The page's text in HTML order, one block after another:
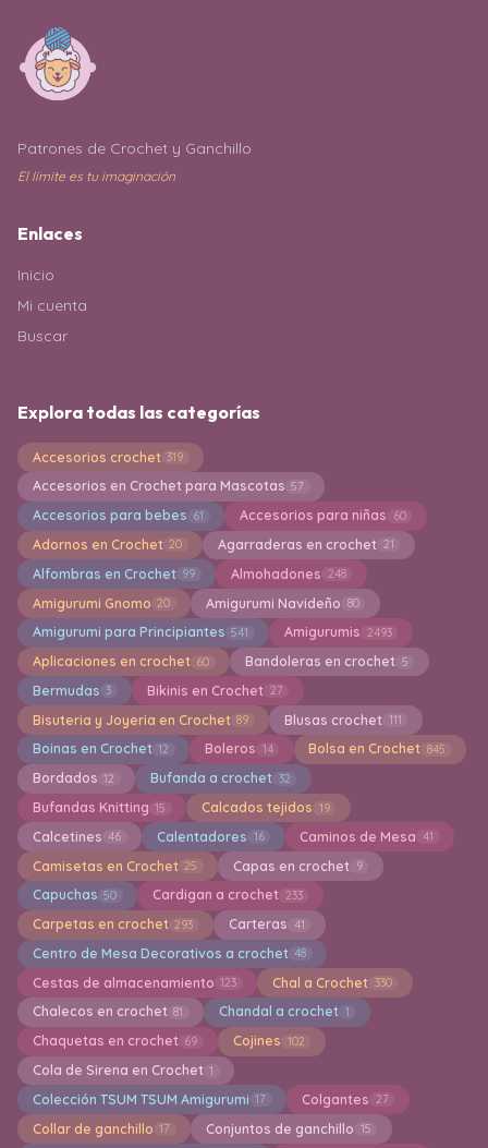
Patrones de Crochet y Ganchillo
El límite es tu imaginación
Enlaces
Inicio
Mi cuenta
Buscar
Explora todas las categorías
Accesorios crochet 319
Accesorios en Crochet para Mascotas 57
Accesorios para bebes 61 Accesorios para niñas 60
Adornos en Crochet 20 Agarraderas en crochet 21
Alfombras en Crochet 99 Almohadones 248
Amigurumi Gnomo 20 Amigurumi Navideño 80
Amigurumi para Principiantes 541 Amigurumis 2493
Aplicaciones en crochet 60 Bandoleras en crochet 5
Bermudas 3 Bikinis en Crochet 27
Bisuteria y Joyeria en Crochet 89 Blusas crochet 111
Boinas en Crochet 12 Boleros 14 Bolsa en Crochet 845
Bordados 12 Bufanda a crochet 32
Bufandas Knitting 15 Calcados tejidos 19
Calcetines 46 Calentadores 16 Caminos de Mesa 41
Camisetas en Crochet 25 Capas en crochet 9
Capuchas 50 Cardigan a crochet 233
Carpetas en crochet 293 Carteras 41
Centro de Mesa Decorativos a crochet 48
Cestas de almacenamiento 123 Chal a Crochet 330
Chalecos en crochet 81 Chandal a crochet 1
Chaquetas en crochet 69 Cojines 102
Cola de Sirena en Crochet 1
Colección TSUM TSUM Amigurumi 17 Colgantes 27
Collar de ganchillo 17 Conjuntos de ganchillo 15